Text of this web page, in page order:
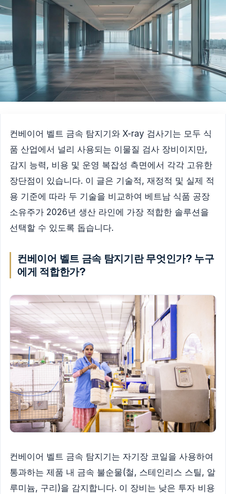
컨베이어 벨트 금속 탐지기와 X-ray 검사기는 모두 식
품 산업에서 널리 사용되는 이물질 검사 장비이지만,
감지 능력, 비용 및 운영 복잡성 측면에서 각각 고유한
장단점이 있습니다. 이 글은 기술적, 재정적 및 실제 적
용 기준에 따라 두 기술을 비교하여 베트남 식품 공장
소유주가 2026년 생산 라인에 가장 적합한 솔루션을
선택할 수 있도록 돕습니다.
컨베이어 벨트 금속 탐지기란 무엇인가? 누구
에게 적합한가?
컨베이어 벨트 금속 탐지기는 자기장 코일을 사용하여
통과하는 제품 내 금속 불순물(철, 스테인리스 스틸, 알
루미늄, 구리)을 감지합니다. 이 장비는 낮은 투자 비용